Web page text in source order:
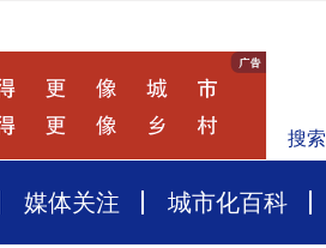
搜索
媒体关注 城市化百科